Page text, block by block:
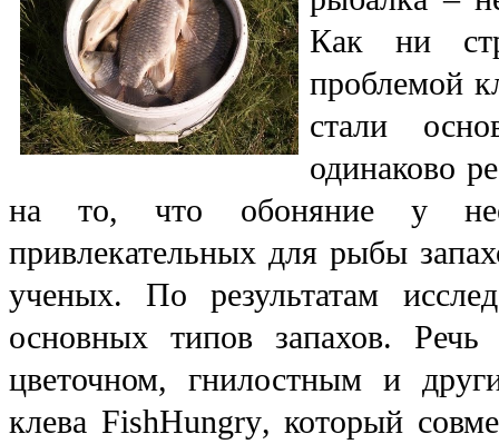
Как ни
проблемой
стали
одинаково
на то, что обоняние у
привлекательных для рыбы
ученых. По результатам
основных типов запахов.
цветочном, гнилостным и
клева FishHungry, который